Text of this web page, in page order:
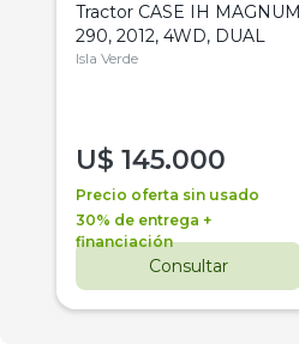
Tractor CASE IH MAGNUM
290, 2012, 4WD, DUAL
Isla Verde
U$ 145.000
Precio oferta sin usado
30% de entrega +
financiación
Consultar